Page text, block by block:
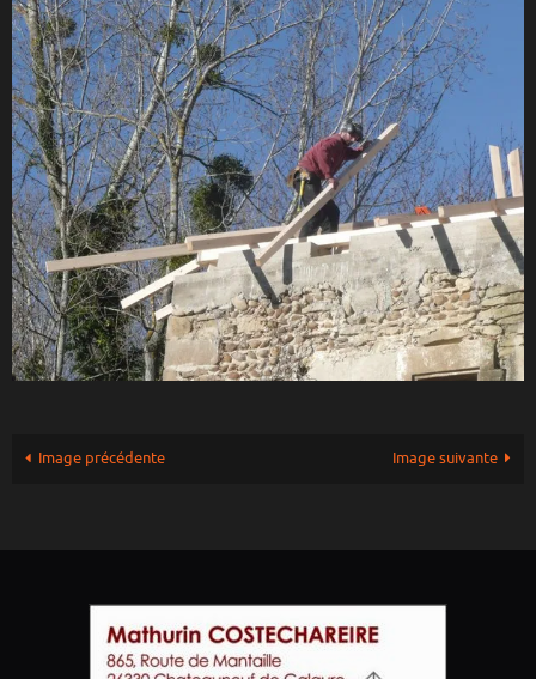
Image précédente Image suivante